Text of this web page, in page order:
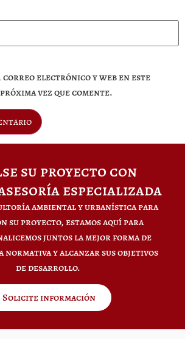
correo electrónico y web en este
vez que comente.
su proyecto con
especializada
ambiental y urbanística para
su proyecto, estamos aquí para
juntos la mejor forma de
normativa y alcanzar sus objetivos
de desarrollo.
Solicite información